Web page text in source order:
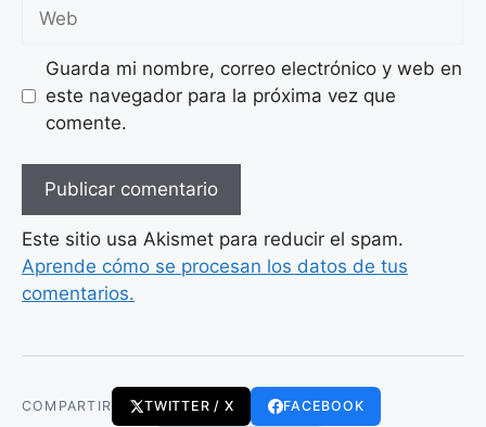
Guarda mi nombre, correo electrónico y web en
este navegador para la próxima vez que
comente.
Este sitio usa Akismet para reducir el spam.
Aprende cómo se procesan los datos de tus
comentarios.
COMPARTIR TWITTER / X FACEBOOK